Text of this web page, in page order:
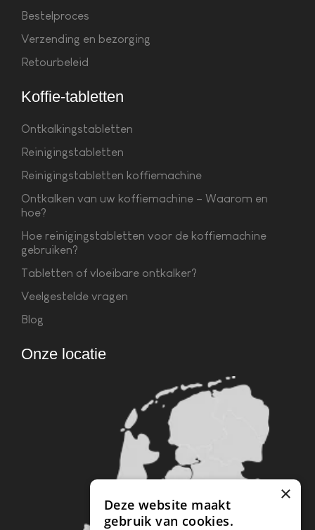
Bestelproces
Verzending en bezorging
Retourbeleid
Koffie-tabletten
Ontkalkingstabletten
Reinigingstabletten
Reinigingstabletten koffiemachine
Ontkalken van uw koffiemachine – Waarom en
hoe?
Hoe reinigingstabletten voor de koffiemachine
gebruiken?
Tabletten of vloeibare ontkalker?
Veelgestelde vragen
Blog
Onze locatie
×
Deze website maakt
gebruik van cookies.